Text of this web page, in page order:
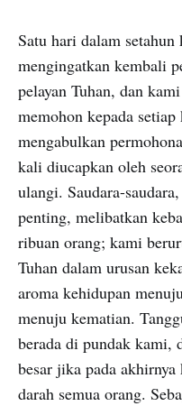
Satu hari dalam
mengingatkan kembali
pelayan Tuhan, dan
memohon kepada
mengabulkan
kali diucapkan oleh
ulangi. Saudara-
penting, melibatkan
ribuan orang; kami
Tuhan dalam urusan
aroma kehidupan
menuju kematian.
berada di pundak kami,
besar jika pada
darah semua orang.